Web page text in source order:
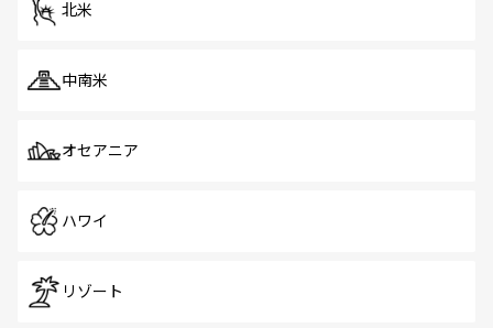
北米
中南米
オセアニア
ハワイ
リゾート